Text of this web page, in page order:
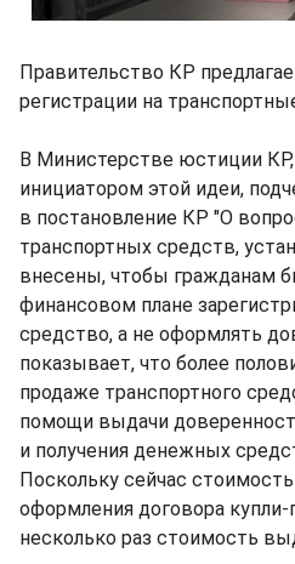
Правительство КР
регистрации на
В Министерстве юстиции
инициатором этой идеи,
в постановление КР "О
транспортных средств,
внесены, чтобы гражданам
финансовом плане
средство, а не оформлять
показывает, что более
продаже транспортного
помощи выдачи
и получения денежных
Поскольку сейчас
оформления договора
несколько раз стоимость